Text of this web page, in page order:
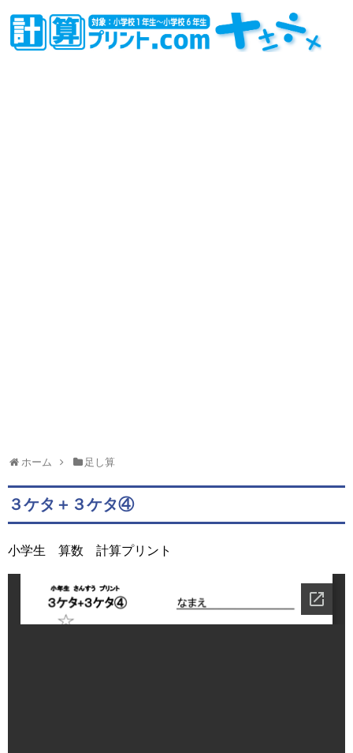
ホーム 足し算
３ケタ＋３ケタ④
小学生 算数 計算プリント